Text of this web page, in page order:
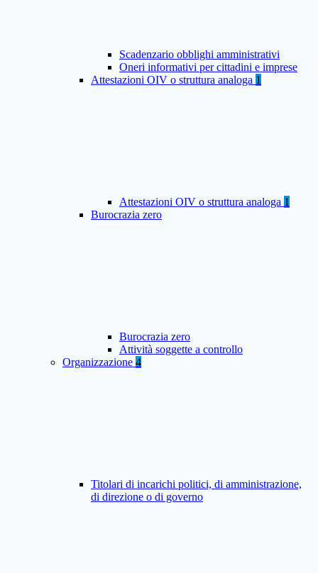
Scadenzario obblighi amministrativi
Oneri informativi per cittadini e imprese
Attestazioni OIV o struttura analoga 1
Attestazioni OIV o struttura analoga 1
Burocrazia zero
Burocrazia zero
Attività soggette a controllo
Organizzazione 4
Titolari di incarichi politici, di amministrazione,
di direzione o di governo